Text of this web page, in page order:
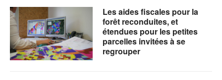
Les aides fiscales pour la
forêt reconduites, et
étendues pour les petites
parcelles invitées à se
regrouper